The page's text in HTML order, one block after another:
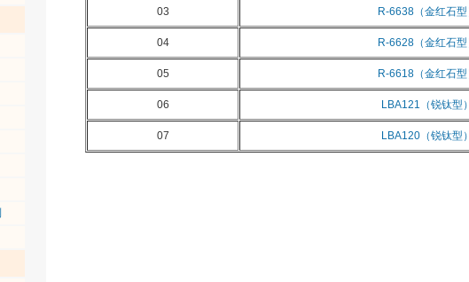
03 R-6638（金红石型
04 R-6628（金红石型
05 R-6618（金红石型
06 LBA121（锐钛型）
07 LBA120（锐钛型）